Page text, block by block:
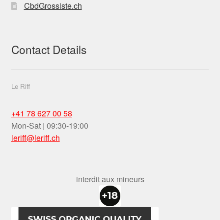
CbdGrossiste.ch
Contact Details
Le Riff
+41 78 627 00 58
Mon-Sat | 09:30-19:00
leriff@leriff.ch
interdit aux mineurs